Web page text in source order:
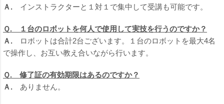
Ａ. インストラクターと１対１で集中して受講も可能です。
Ｑ. １台のロボットを何人で使用して実技を行うのですか？
Ａ. ロボットは合計2台ございます。１台のロボットを最大4名
で操作し、お互い教え合いながら行います。
Ｑ. 修了証の有効期限はあるのですか？
Ａ. ありません。